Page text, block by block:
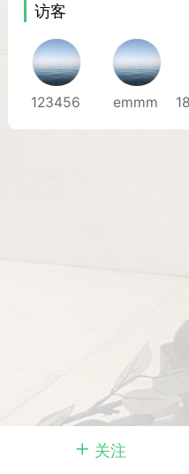
味”的小姐
大
女
关注
访客
123456 emmm